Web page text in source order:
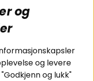
/ Garanti /
og
og levere
og lukk"